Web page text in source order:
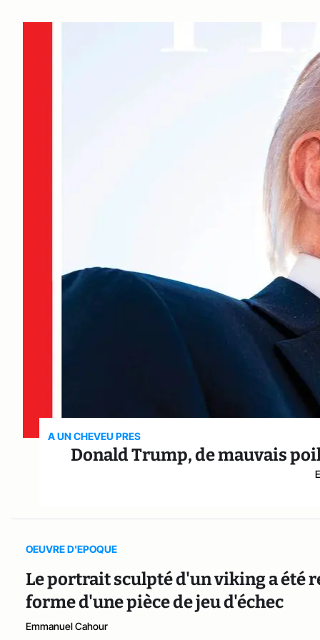
A UN CHEVEU PRES
Donald Trump, de mauvais
OEUVRE D'EPOQUE
Le portrait sculpté d'un viking a été
forme d'une pièce de jeu d'échec
Emmanuel Cahour